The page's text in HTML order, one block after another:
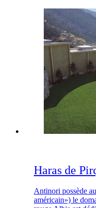
Haras de
Antinori possède
américain») le